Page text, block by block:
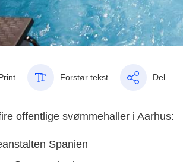
Forstør tekst Del
offentlige svømmehaller i Aarhus:
Spanien